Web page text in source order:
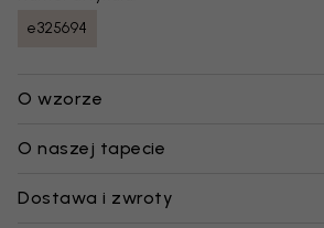
e325694
O wzorze
O naszej tapecie
Dostawa i zwroty